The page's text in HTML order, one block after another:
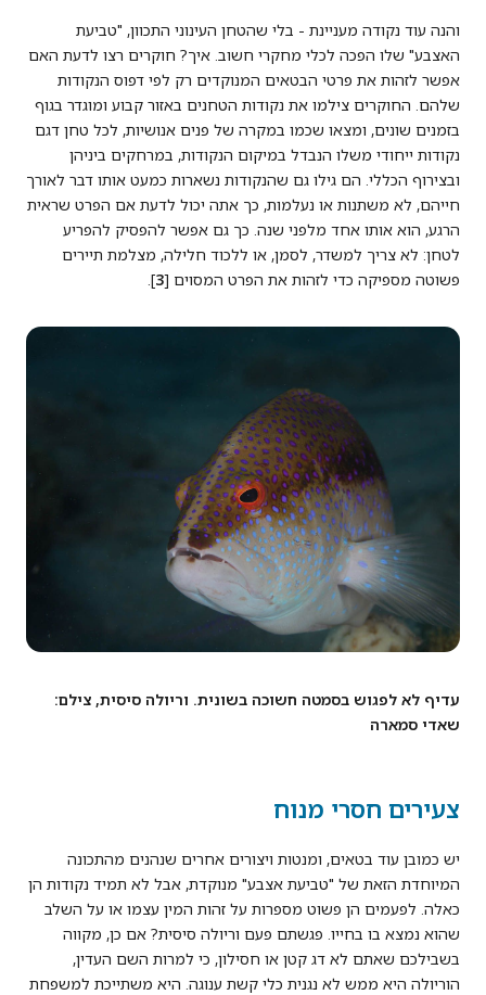
והנה עוד נקודה מעניינת - בלי שהטחן העינוני התכוון, "טביעת
האצבע" שלו הפכה לכלי מחקרי חשוב. איך? חוקרים רצו לדעת האם
אפשר לזהות את פרטי הבטאים המנוקדים רק לפי דפוס הנקודות
שלהם. החוקרים צילמו את נקודות הטחנים באזור קבוע ומוגדר בגוף
בזמנים שונים, ומצאו שכמו במקרה של פנים אנושיות, לכל טחן דגם
נקודות ייחודי משלו הנבדל במיקום הנקודות, במרחקים ביניהן
ובצירוף הכללי. הם גילו גם שהנקודות נשארות כמעט אותו דבר לאורך
חייהם, לא משתנות או נעלמות, כך אתה יכול לדעת אם הפרט שראית
הרגע, הוא אותו אחד מלפני שנה. כך גם אפשר להפסיק להפריע
לטחן: לא צריך למשדר, לסמן, או ללכוד חלילה, מצלמת תיירים
פשוטה מספיקה כדי לזהות את הפרט המסוים [3
].
עדיף לא לפגוש בסמטה חשוכה בשונית. וריולה סיסית, צילם:
שאדי סמארה
צעירים חסרי מנוח
יש כמובן עוד בטאים, ומנטות ויצורים אחרים שנהנים מהתכונה
המיוחדת הזאת של "טביעת אצבע" מנוקדת, אבל לא תמיד נקודות הן
כאלה. לפעמים הן פשוט מספרות על זהות המין עצמו או על השלב
שהוא נמצא בו בחייו. פגשתם פעם וריולה סיסית? אם כן, מקווה
בשבילכם שאתם לא דג קטן או חסילון, כי למרות השם העדין,
הוריולה היא ממש לא נגנית כלי קשת ענוגה. היא משתייכת למשפחת